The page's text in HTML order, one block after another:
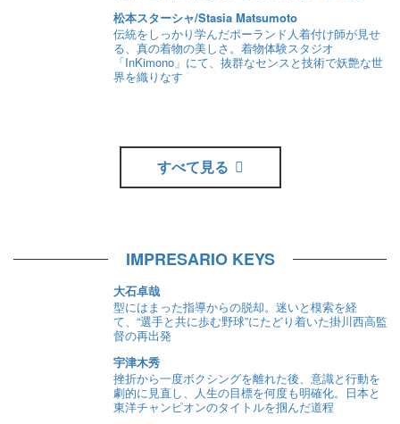
松本スターシャ/Stasia Matsumoto
伝統をしっかり学んだポーランド人着付け師が見せ
る、真の着物の美しさ。着物体験スタジオ
「InKimono」にて、抜群なセンスと技術で妖艶な世
界を織りなす
すべて見る
IMPRESARIO KEYS
大石卓哉
型にはまった指導からの脱却。迷いと模索を経
て、“選手と共に歩む野球”にたどり着いた掛川西高監
督の再出発
宇津木秀
挫折から一度ボクシングを離れた後、意識と行動を
劇的に見直し、人生の目標を何度も明確化。日本と
東洋チャンピオンのタイトルを掴んだ道程